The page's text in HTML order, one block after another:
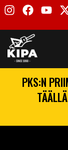
PKS:N